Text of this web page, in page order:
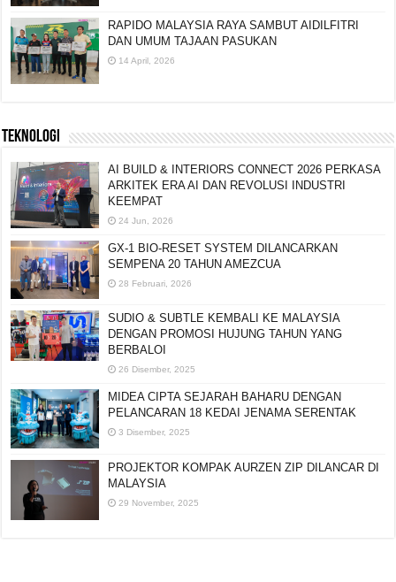
RAPIDO MALAYSIA RAYA SAMBUT AIDILFITRI
DAN UMUM TAJAAN PASUKAN
14 April, 2026
TEKNOLOGI
AI BUILD & INTERIORS CONNECT 2026 PERKASA
ARKITEK ERA AI DAN REVOLUSI INDUSTRI
KEEMPAT
24 Jun, 2026
GX-1 BIO-RESET SYSTEM DILANCARKAN
SEMPENA 20 TAHUN AMEZCUA
28 Februari, 2026
SUDIO & SUBTLE KEMBALI KE MALAYSIA
DENGAN PROMOSI HUJUNG TAHUN YANG
BERBALOI
26 Disember, 2025
MIDEA CIPTA SEJARAH BAHARU DENGAN
PELANCARAN 18 KEDAI JENAMA SERENTAK
3 Disember, 2025
PROJEKTOR KOMPAK AURZEN ZIP DILANCAR DI
MALAYSIA
29 November, 2025